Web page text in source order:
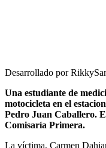
Desarrollado por
Una estudiante de medicina fue víctima del robo de su
motocicleta en el
Pedro Juan Caballero.
Comisaría Primera.
La víctima, Carmen